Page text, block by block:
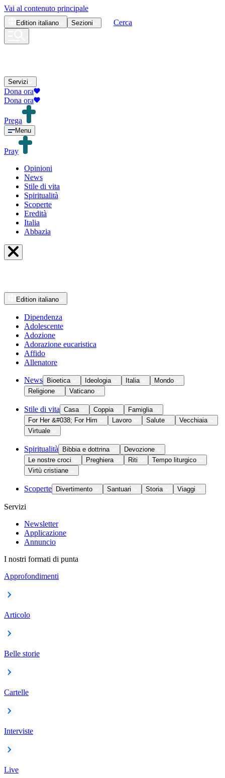
Vai al contenuto principale
Edition italiano Sezioni Cerca
Servizi
Dona ora
Dona ora
Prega
Menu
Pray
Opinioni
News
Stile di vita
Spiritualità
Scoperte
Eredità
Italia
Abbazia
Edition italiano
Dipendenza
Adolescente
Adozione
Adorazione eucaristica
Affido
Allenatore
News Bioetica Ideologia Italia
Mondo
Religione
Vaticano
Stile di vita Casa Coppia
Famiglia
For Her &#038; For Him
Lavoro Salute
Vecchiaia
Virtuale
Spiritualità Bibbia e dottrina
Devozione
Le nostre croci
Preghiera Riti
Tempo liturgico
Virtù cristiane
Scoperte Divertimento Santuari Storia Viaggi
Servizi
Newsletter
Applicazione
Annuncio
I nostri formati di punta
Approfondimenti
Articolo
Belle storie
Cartelle
Interviste
Live